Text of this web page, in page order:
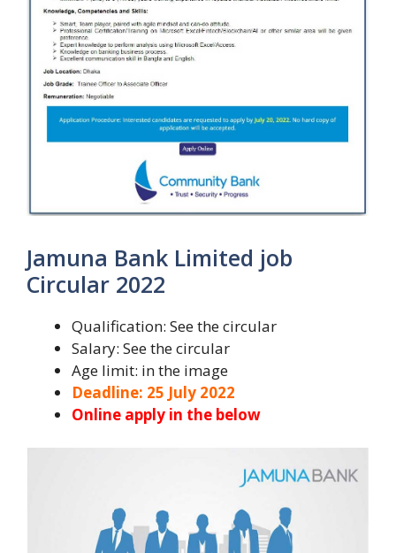
Jamuna Bank Limited job
Circular 2022
Qualification: See the circular
Salary: See the circular
Age limit: in the image
Deadline: 25 July 2022
Online apply in the below